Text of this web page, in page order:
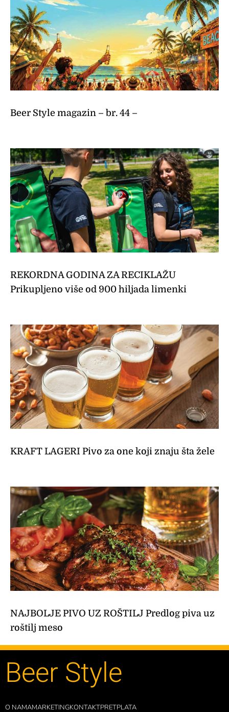
Beer Style magazin – br. 44 –
REKORDNA GODINA ZA RECIKLAŽU
Prikupljeno više od 900 hiljada limenki
KRAFT LAGERI Pivo za one koji znaju šta žele
NAJBOLJE PIVO UZ ROŠTILJ Predlog piva uz
roštilj meso
Beer Style
O NAMAMARKETINGKONTAKTPRETPLATA